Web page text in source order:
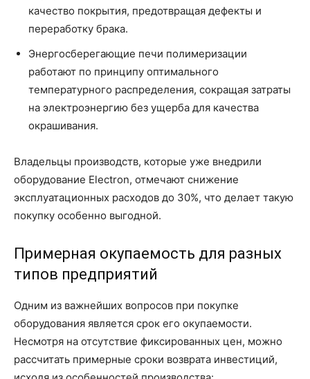
качество покрытия, предотвращая дефекты и
переработку брака.
Энергосберегающие печи полимеризации
работают по принципу оптимального
температурного распределения, сокращая затраты
на электроэнергию без ущерба для качества
окрашивания.
Владельцы производств, которые уже внедрили
оборудование Electron, отмечают снижение
эксплуатационных расходов до 30%, что делает такую
покупку особенно выгодной.
Примерная окупаемость для разных
типов предприятий
Одним из важнейших вопросов при покупке
оборудования является срок его окупаемости.
Несмотря на отсутствие фиксированных цен, можно
рассчитать примерные сроки возврата инвестиций,